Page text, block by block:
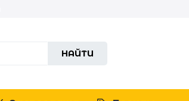
НАЙТИ